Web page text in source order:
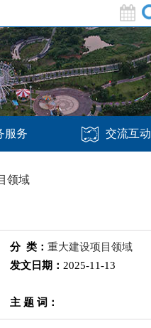
服务 交流互动
领域
分 类： 重大建设项目领域
发文日期： 2025-11-13
主 题 词：